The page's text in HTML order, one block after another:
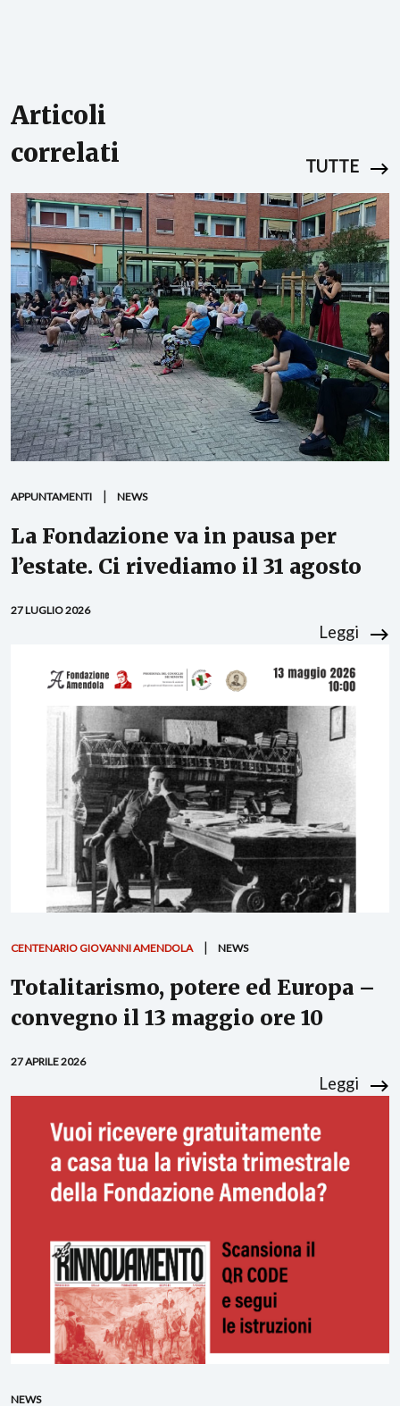
Articoli
correlati
TUTTE
APPUNTAMENTI NEWS
La Fondazione va in pausa per
l’estate. Ci rivediamo il 31 agosto
27 LUGLIO 2026
Leggi
CENTENARIO GIOVANNI AMENDOLA NEWS
Totalitarismo, potere ed Europa –
convegno il 13 maggio ore 10
27 APRILE 2026
Leggi
NEWS